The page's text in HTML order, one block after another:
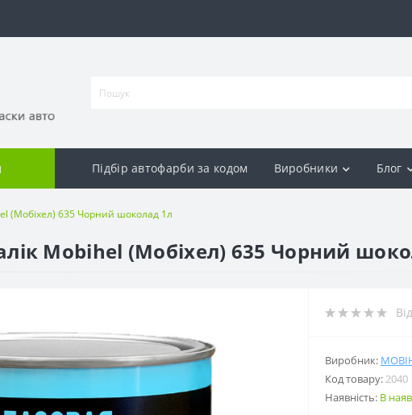
Підбір автофарби за кодом Виробники Блог
(Мобіхел) 635 Чорний шоколад 1л
Mobihel (Мобіхел) 635 Чорний
Виробник:
Код товару:2040
Наявність: В